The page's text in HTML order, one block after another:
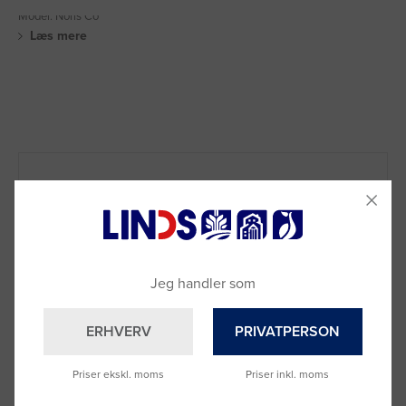
Model: Noris Co
Læs mere
Jeg handler som
ERHVERV
Priser ekskl. moms
PRIVATPERSON
Priser inkl. moms